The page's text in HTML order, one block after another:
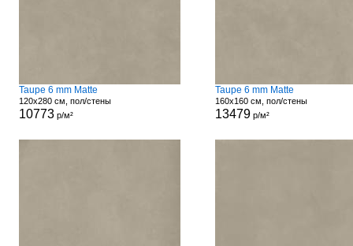
Taupe 6 mm Matte
120x280 см, пол/стены
10773р/м²
Taupe 6 mm Matte
160x160 см, пол/стены
13479р/м²